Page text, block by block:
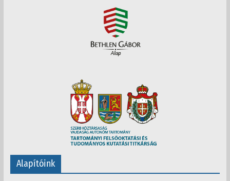
Alapítóink